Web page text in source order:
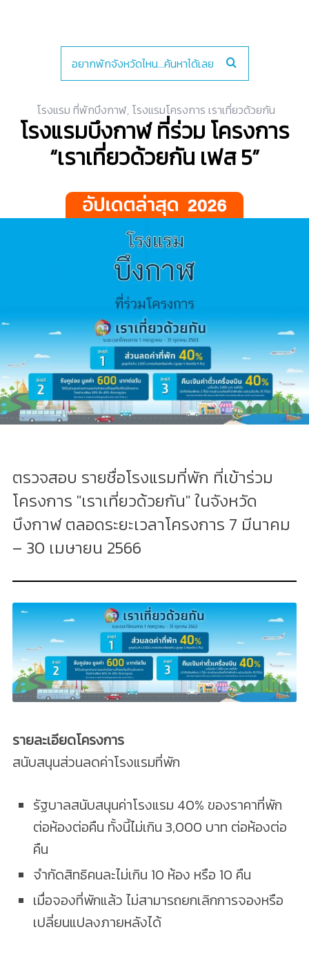
โรงแรม ที่พักบึงกาฬ, โรงแรมโครงการ เราเที่ยวด้วยกัน
โรงแรมบึงกาฬ ที่ร่วม โครงการ
“เราเที่ยวด้วยกัน เฟส 5”
ตรวจสอบ รายชื่อโรงแรมที่พัก ที่เข้าร่วม
โครงการ "เราเที่ยวด้วยกัน" ในจังหวัด
บึงกาฬ ตลอดระยะเวลาโครงการ 7 มีนาคม
– 30 เมษายน 2566
รายละเอียดโครงการ
สนับสนุนส่วนลดค่าโรงแรมที่พัก
รัฐบาลสนับสนุนค่าโรงแรม 40% ของราคาที่พัก
ต่อห้องต่อคืน ทั้งนี้ไม่เกิน 3,000 บาท ต่อห้องต่อ
คืน
จำกัดสิทธิคนละไม่เกิน 10 ห้อง หรือ 10 คืน
เมื่อจองที่พักแล้ว ไม่สามารถยกเลิกการจองหรือ
เปลี่ยนแปลงภายหลังได้